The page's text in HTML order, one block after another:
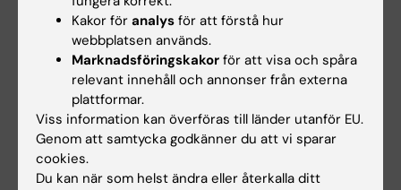
Staehler M; Siegert S; Hauser S; Stief CG;
Mueller SC; Bastian PJ
Alla övriga publikationer
REVIEW:AMERICAN JOURNAL OF
PHYSIOLOGY-CELL PHYSIOLOGY.
2023;325(6):c1415-c1420
Decoding fibrosis in the human central
Kakor för analys för att förstå hur
webbplatsen används.
Marknadsföringskakor för att visa och spåra
relevant innehåll och annonser från externa
plattformar.
Viss information kan överföras till länder utanför EU.
Genom att samtycka godkänner du att vi sparar
cookies.
Du kan när som helst ändra eller återkalla ditt